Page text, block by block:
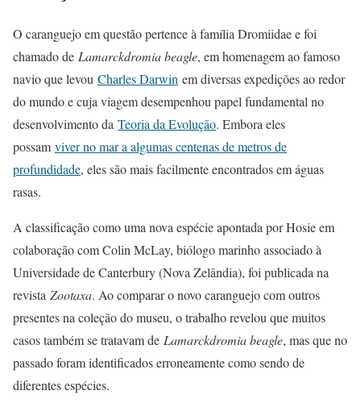
O caranguejo em questão pertence à família Dromiidae e foi
chamado de Lamarckdromia beagle, em homenagem ao famoso
navio que levou Charles Darwin em diversas expedições ao redor
do mundo e cuja viagem desempenhou papel fundamental no
desenvolvimento da Teoria da Evolução. Embora eles
possam viver no mar a algumas centenas de metros de
profundidade, eles são mais facilmente encontrados em águas
rasas.
A classificação como uma nova espécie apontada por Hosie em
colaboração com Colin McLay, biólogo marinho associado à
Universidade de Canterbury (Nova Zelândia), foi publicada na
revista Zootaxa. Ao comparar o novo caranguejo com outros
presentes na coleção do museu, o trabalho revelou que muitos
casos também se tratavam de Lamarckdromia beagle, mas que no
passado foram identificados erroneamente como sendo de
diferentes espécies.